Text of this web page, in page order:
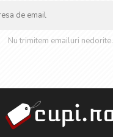
Nu trimitem emailuri nedorite.